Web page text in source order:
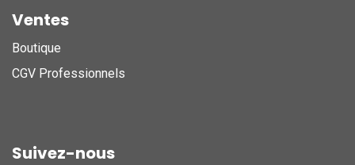
Ventes
Boutique
CGV Professionnels
Suivez-nous